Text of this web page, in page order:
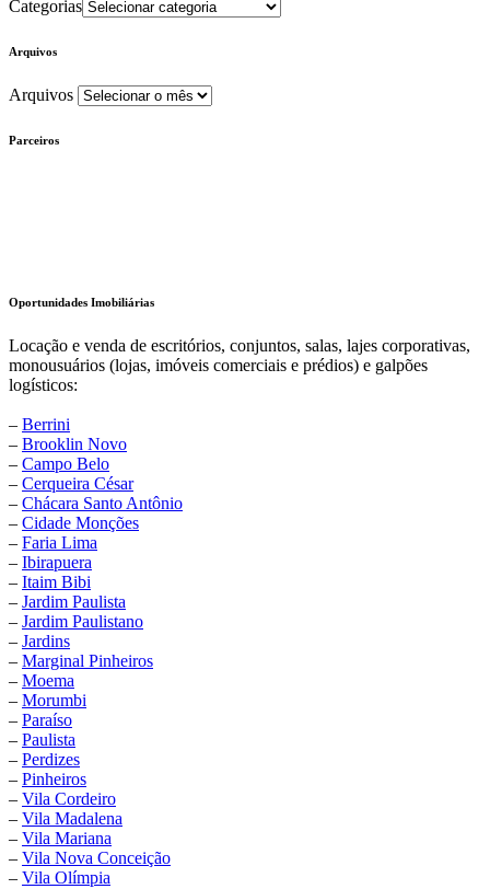
Categorias
Arquivos
Arquivos
Parceiros
Oportunidades Imobiliárias
Locação e venda de escritórios, conjuntos, salas, lajes corporativas,
monousuários (lojas, imóveis comerciais e prédios) e galpões
logísticos:
– Berrini
– Brooklin Novo
– Campo Belo
– Cerqueira César
– Chácara Santo Antônio
– Cidade Monções
– Faria Lima
– Ibirapuera
– Itaim Bibi
– Jardim Paulista
– Jardim Paulistano
– Jardins
– Marginal Pinheiros
– Moema
– Morumbi
– Paraíso
– Paulista
– Perdizes
– Pinheiros
– Vila Cordeiro
– Vila Madalena
– Vila Mariana
– Vila Nova Conceição
– Vila Olímpia